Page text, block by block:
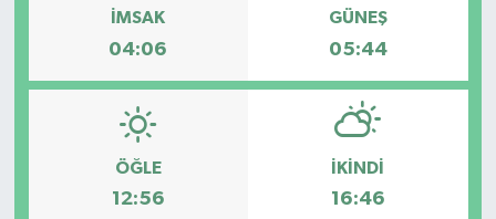
İMSAK
04:06
GÜNEŞ
05:44
ÖĞLE
12:56
İKINDI
16:46